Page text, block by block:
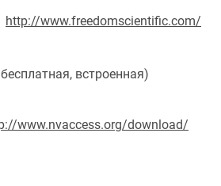
http://www.freedomscientific.com/
встроенная)
www.nvaccess.org/download/